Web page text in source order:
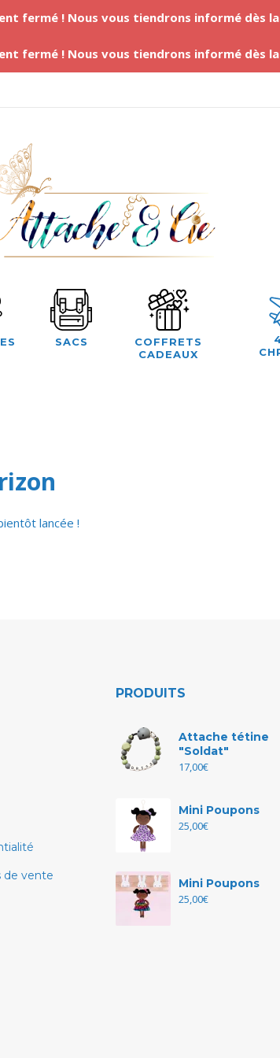
fermé ! Nous vous tiendrons informé dès
fermé ! Nous vous tiendrons informé dès
SACS
COFFRETS
CADEAUX
lancée !
de vente
PRODUITS
Attache tétine
"Soldat"
17,00€
Mini Poupons
25,00€
Mini Poupons
25,00€